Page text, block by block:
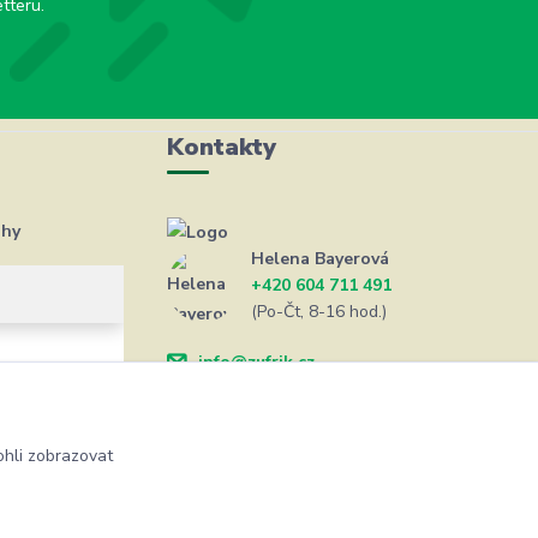
Kontakty
Helena Bayerová
+420 604 711 491
(Po-Čt, 8-16 hod.)
info@zufrik.cz
zobrazovat